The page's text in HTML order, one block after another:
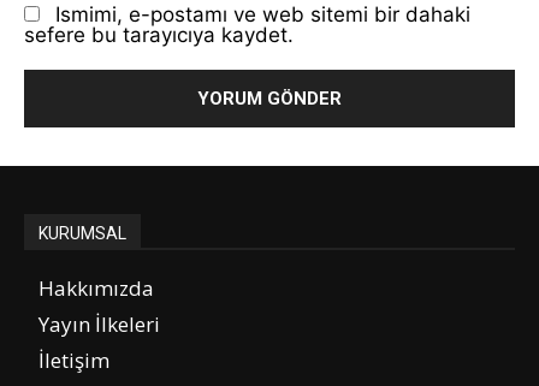
Ismimi, e-postamı ve web sitemi bir dahaki
sefere bu tarayıcıya kaydet.
KURUMSAL
Hakkımızda
Yayın İlkeleri
İletişim